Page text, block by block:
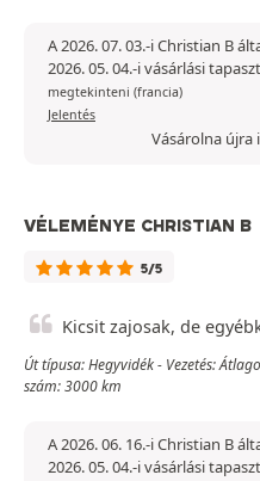
A 2026. 07. 03.-i Christian B
2026. 05. 04.-i vásárlási
megtekinteni (francia)
Jelentés
Vásárolna újra
VÉLEMÉNYE CHRISTIAN B
5/5
Kicsit zajosak, de
Út típusa: Hegyvidék - Vezetés:
szám: 3000 km
A 2026. 06. 16.-i Christian B
2026. 05. 04.-i vásárlási